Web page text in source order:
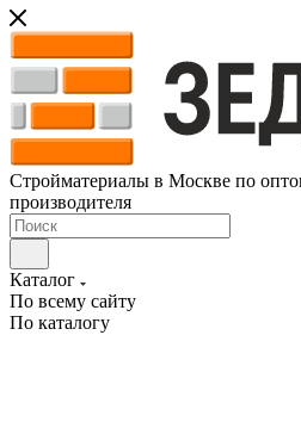
Стройматериалы в Москве по
производителя
Каталог
По всему сайту
По каталогу